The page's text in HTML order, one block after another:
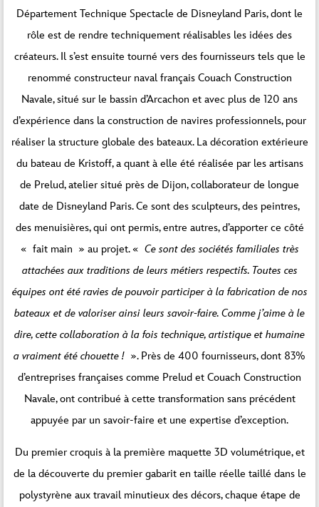
Département Technique Spectacle de Disneyland Paris, dont le
rôle est de rendre techniquement réalisables les idées des
créateurs. Il s’est ensuite tourné vers des fournisseurs tels que le
renommé constructeur naval français Couach Construction
Navale, situé sur le bassin d’Arcachon et avec plus de 120 ans
d’expérience dans la construction de navires professionnels, pour
réaliser la structure globale des bateaux. La décoration extérieure
du bateau de Kristoff, a quant à elle été réalisée par les artisans
de Prelud, atelier situé près de Dijon, collaborateur de longue
date de Disneyland Paris. Ce sont des sculpteurs, des peintres,
des menuisières, qui ont permis, entre autres, d’apporter ce côté
« fait main » au projet. « Ce sont des sociétés familiales très
attachées aux traditions de leurs métiers respectifs. Toutes ces
équipes ont été ravies de pouvoir participer à la fabrication de nos
bateaux et de valoriser ainsi leurs savoir-faire. Comme j’aime à le
dire, cette collaboration à la fois technique, artistique et humaine
a vraiment été chouette ! ». Près de 400 fournisseurs, dont 83%
d’entreprises françaises comme Prelud et Couach Construction
Navale, ont contribué à cette transformation sans précédent
appuyée par un savoir‑faire et une expertise d’exception.
Du premier croquis à la première maquette 3D volumétrique, et
de la découverte du premier gabarit en taille réelle taillé dans le
polystyrène aux travail minutieux des décors, chaque étape de